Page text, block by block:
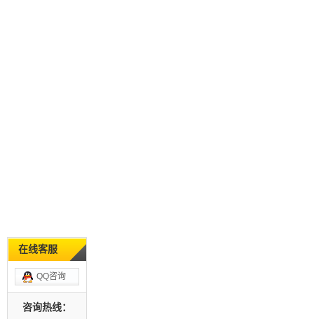
在线客服
QQ咨询
咨询热线：